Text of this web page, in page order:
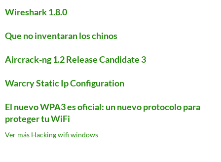
Wireshark 1.8.0
Que no inventaran los chinos
Aircrack-ng 1.2 Release Candidate 3
Warcry Static Ip Configuration
El nuevo WPA3 es oficial: un nuevo protocolo para
proteger tu WiFi
Ver más Hacking wifi windows